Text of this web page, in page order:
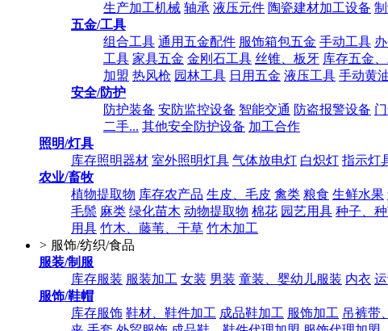
生产加工机械 轴承 液压元件 陶瓷建材加工设备
五金/工具
组合工具 通用五金配件 服饰箱包五金 手动工具
工具 家具五金 金刚石工具 丝锥、板牙 库存五金
加盟 热风枪 园林工具 日用五金 液压工具 手动黄
安全/防护
防护装备 安防监控设备 智能交通 防盗报警设备
二手... 其他安全防护设备 加工合作
照明/灯具
库存照明器材 室外照明灯具 气体放电灯 白炽灯 指示灯
农业/畜牧
植物提取物 库存农产品 生皮、毛皮 禽类 粮食 生鲜水果
毛鬃 麻类 绿化苗木 动物提取物 棉花 园艺用具 种子、
用具 竹木、藤苇、干草 竹木加工
> 服饰/纺织/食品
服装/制服
库存服装 服装加工 女装 男装 童装、婴幼儿服装 内衣
服饰/鞋帽
库存服饰 鞋材、鞋件加工 成品鞋加工 服饰加工 吊裤带